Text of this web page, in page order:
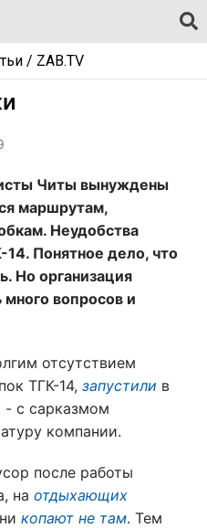
/ ZAB.TV
Читы вынуждены
маршрутам,
Неудобства
Понятное дело, что
Но организация
вопросов и
отсутствием
ТГК-14, запустили в
- с сарказмом
компании.
после работы
на отдыхающих
копают не там. Тем